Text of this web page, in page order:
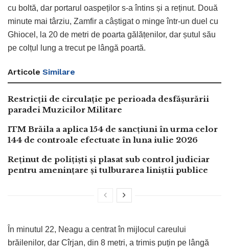
cu boltă, dar portarul oaspeților s-a întins și a reținut. Două
minute mai târziu, Zamfir a câștigat o minge într-un duel cu
Ghiocel, la 20 de metri de poarta gălățenilor, dar șutul său
pe colțul lung a trecut pe lângă poartă.
Articole Similare
Restricții de circulație pe perioada desfășurării
paradei Muzicilor Militare
ITM Brăila a aplica 154 de sancțiuni în urma celor
144 de controale efectuate în luna iulie 2026
Reținut de polițiști și plasat sub control judiciar
pentru amenințare și tulburarea liniștii publice
În minutul 22, Neagu a centrat în mijlocul careului
brăilenilor, dar Cîrjan, din 8 metri, a trimis puțin pe lângă